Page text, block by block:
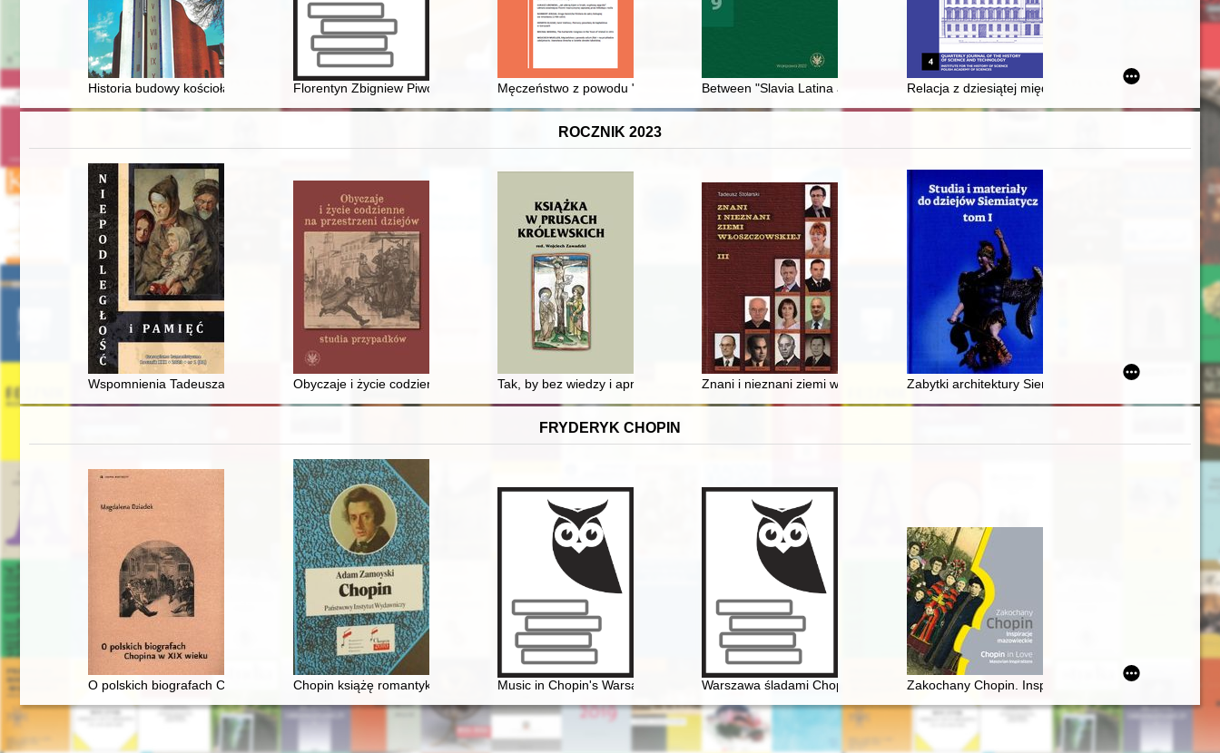
Historia budowy kościoła w Nowosielcu 2001-2011Florentyn Zbigniew Piwosz OFM (1929-2018)Męczeństwo z powodu "odium fidei" na przykładzie zabójstwa ks. Stanisława Streicha w świetle zbrodni lubońskiej
Between "Slavia Latina and Slavia Orthodoxa" : the discussion of Ihor Skochylyaswith the
Relacja z dziesiątej międzynarodowej konferencji
ROCZNIK 2023
Wspomnienia Tadeusza Romera z lat 1917-1943Obyczaje i życie codzienne na przestrzeni dziejów : studia przypadkówTak, by bez wiedzy i aprobaty burmistrza nic nie było drukowane" : cenzura wobec ksiąg w miastach Prus Królewskich w XVII
Znani i nieznani ziemi włoszczowskiej. 3Zabytki architektury Siemiatycz a przemiany w
FRYDERYK CHOPIN
O polskich biografach Chopina w XIX wiekuChopin książę romantyków Music in Chopin's Warsaw Warszawa śladami Chopina. SpacerownikZakochany Chopin. Inspiracje mazowieckie. Chopin